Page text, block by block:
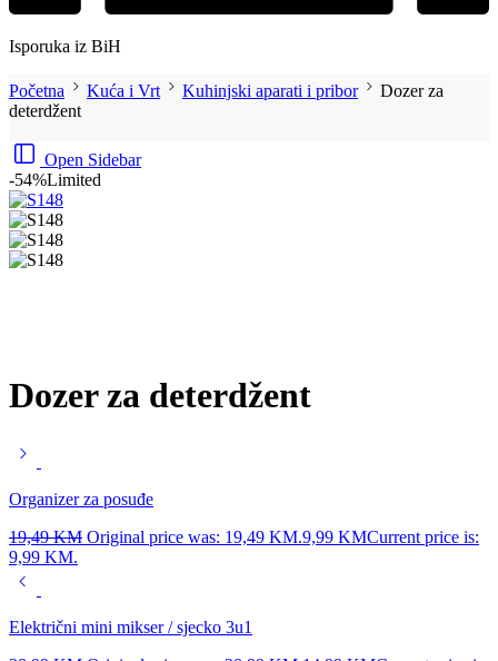
Isporuka iz BiH
Početna Kuća i Vrt Kuhinjski aparati i pribor
Dozer za
deterdžent
Open Sidebar
-54%Limited
Dozer za deterdžent
Organizer za posuđe
19,49KM Original price was: 19,49 KM.9,99 KMCurrent price is:
9,99 KM.
Električni mini mikser / sjecko 3u1